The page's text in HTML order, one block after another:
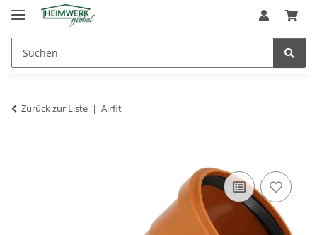
Zurück zur Liste Airfit